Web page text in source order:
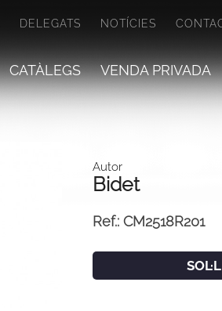
DELEGATS NOTÍCIES
CATÀLEGS VENDA PRIVADA
Autor
Bidet
Ref.: CM2518R201